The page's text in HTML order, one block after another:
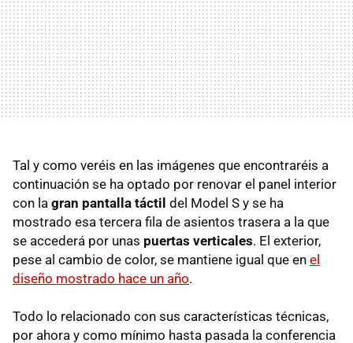
Tal y como veréis en las imágenes que encontraréis a
continuación se ha optado por renovar el panel interior
con la gran pantalla táctil del Model S y se ha
mostrado esa tercera fila de asientos trasera a la que
se accederá por unas puertas verticales. El exterior,
pese al cambio de color, se mantiene igual que en el
diseño mostrado hace un año.
Todo lo relacionado con sus características técnicas,
por ahora y como mínimo hasta pasada la conferencia